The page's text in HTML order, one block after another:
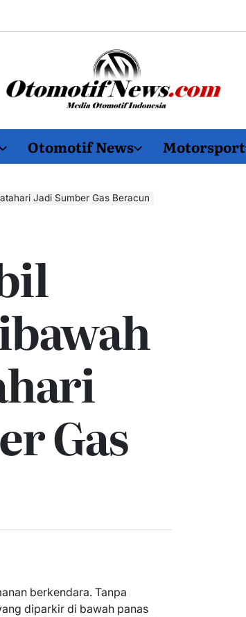
OtomotifNews.com
Otomotif News Motorsport
Jadi Sumber Gas Beracun
Gas
berkendara. Tanpa
diparkir di bawah panas